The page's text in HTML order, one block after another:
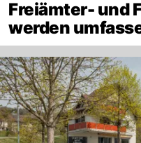
Freiämter- und
werden